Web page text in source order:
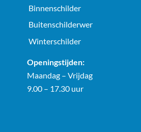
Binnenschilder
Buitenschilderwer
Winterschilder
Openingstijden:
Maandag – Vrijdag
9.00 – 17.30 uur